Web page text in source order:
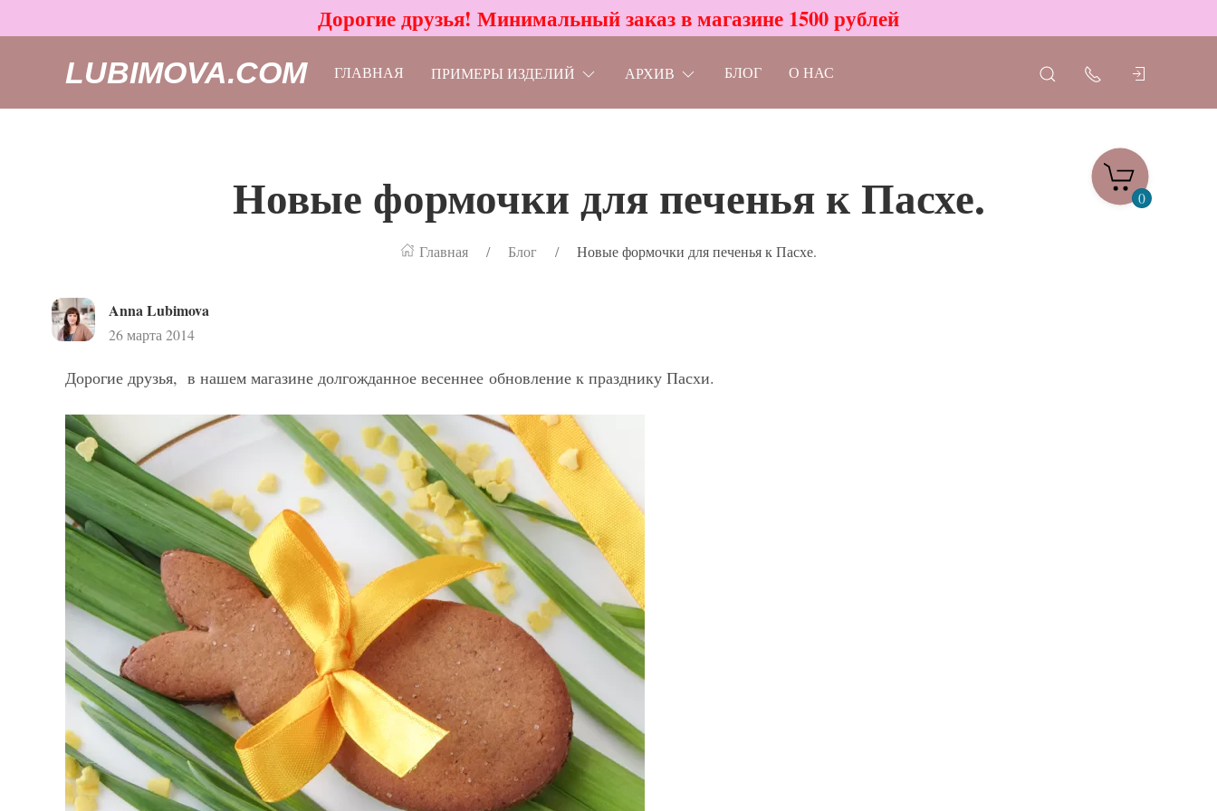
Дорогие друзья! Минимальный заказ в магазине 1500 рублей
LUBIMOVA.COM ГЛАВНАЯ ПРИМЕРЫ ИЗДЕЛИЙ АРХИВ БЛОГ О НАС
0
Новые формочки для печенья к Пасхе.
Главная Блог Новые формочки для печенья к Пасхе.
Anna Lubimova
26 марта 2014
Дорогие друзья, в нашем магазине долгожданное весеннее обновление к празднику Пасхи.